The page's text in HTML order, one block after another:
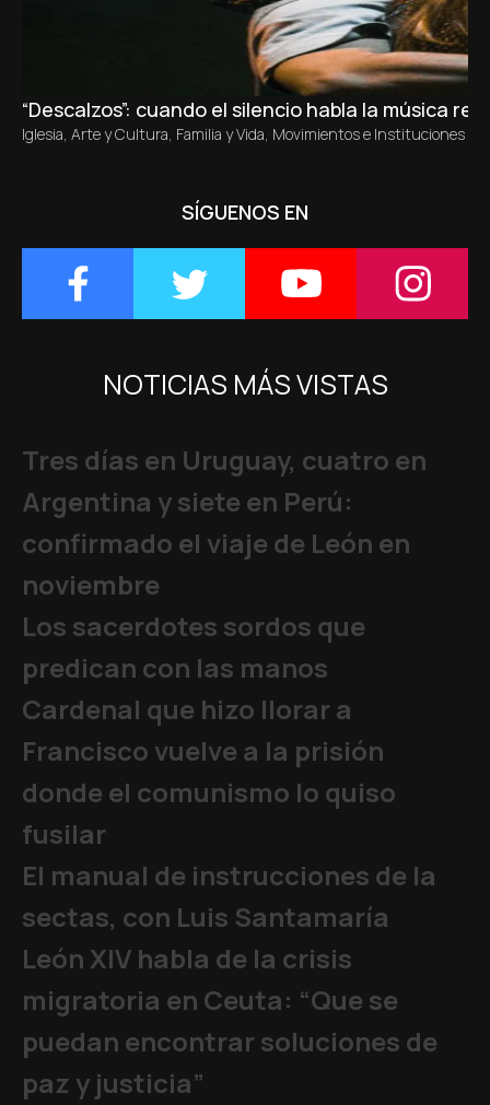
“Descalzos”: cuando el silencio habla la música
Iglesia, Arte y Cultura, Familia y Vida, Movimientos e Instituciones
SÍGUENOS EN
NOTICIAS MÁS VISTAS
Tres días en Uruguay, cuatro en
Argentina y siete en Perú:
confirmado el viaje de León en
noviembre
Los sacerdotes sordos que
predican con las manos
Cardenal que hizo llorar a
Francisco vuelve a la prisión
donde el comunismo lo quiso
fusilar
El manual de instrucciones de la
sectas, con Luis Santamaría
León XIV habla de la crisis
migratoria en Ceuta: “Que se
puedan encontrar soluciones de
paz y justicia”